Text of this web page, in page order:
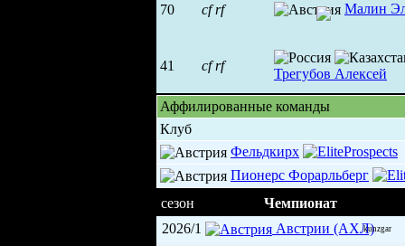
70 cf rf Малин
41 cf rf
Трегубов Алексей
Аффилированные команды
Клуб
Фельдкирх
Пионерс Форарльберг
сезон
Чемпионат
2026/1
Австрии (АХЛ)kunzgar